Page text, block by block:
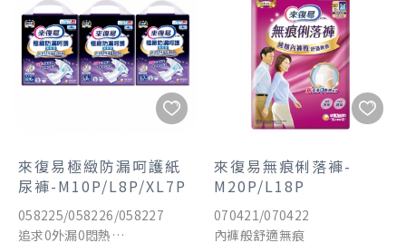
來復易極緻防漏呵護紙
尿褲-M10P/L8P/XL7P
058225/058226/058227
追求0外漏0悶熱
來復易無痕俐落褲-
M20P/L18P
070421/070422
內褲般舒適無痕